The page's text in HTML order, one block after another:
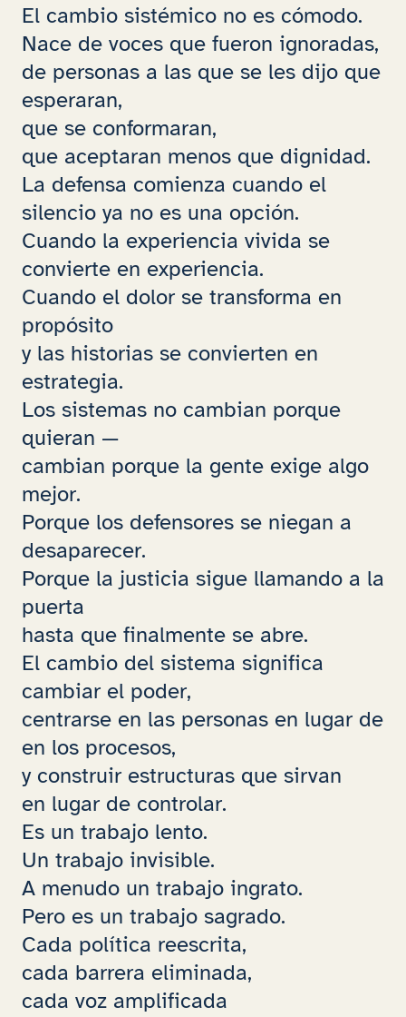
El cambio sistémico no es cómodo.
Nace de voces que fueron ignoradas,
de personas a las que se les dijo que
esperaran,
que se conformaran,
que aceptaran menos que dignidad.
La defensa comienza cuando el
silencio ya no es una opción.
Cuando la experiencia vivida se
convierte en experiencia.
Cuando el dolor se transforma en
propósito
y las historias se convierten en
estrategia.
Los sistemas no cambian porque
quieran —
cambian porque la gente exige algo
mejor.
Porque los defensores se niegan a
desaparecer.
Porque la justicia sigue llamando a la
puerta
hasta que finalmente se abre.
El cambio del sistema significa
cambiar el poder,
centrarse en las personas en lugar de
en los procesos,
y construir estructuras que sirvan
en lugar de controlar.
Es un trabajo lento.
Un trabajo invisible.
A menudo un trabajo ingrato.
Pero es un trabajo sagrado.
Cada política reescrita,
cada barrera eliminada,
cada voz amplificada